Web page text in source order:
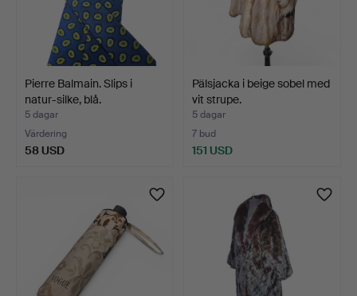
Pierre Balmain. Slips i
natur-silke, blå.
5 dagar
Värdering
58 USD
Pälsjacka i beige sobel med
vit strupe.
5 dagar
7 bud
151 USD